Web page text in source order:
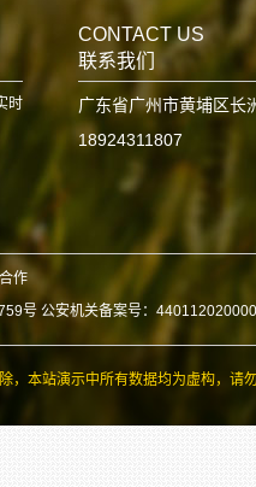
时
CONTACT US
联系我们
广东省广州市黄埔区长
18924311807
作
号 公安机关备案号：
本站演示中所有数据均为虚构，请